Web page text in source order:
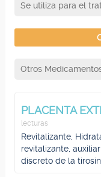
Se utiliza para el
Otros
PLACENTA
lecturas
Revitalizante,
revitalizante,
discreto de la